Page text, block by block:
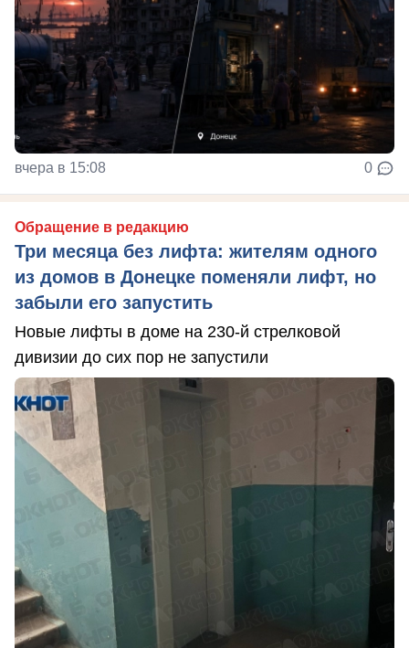
вчера в 15:08 0
Обращение в редакцию
Три месяца без лифта: жителям одного
из домов в Донецке поменяли лифт, но
забыли его запустить
Новые лифты в доме на 230-й стрелковой
дивизии до сих пор не запустили